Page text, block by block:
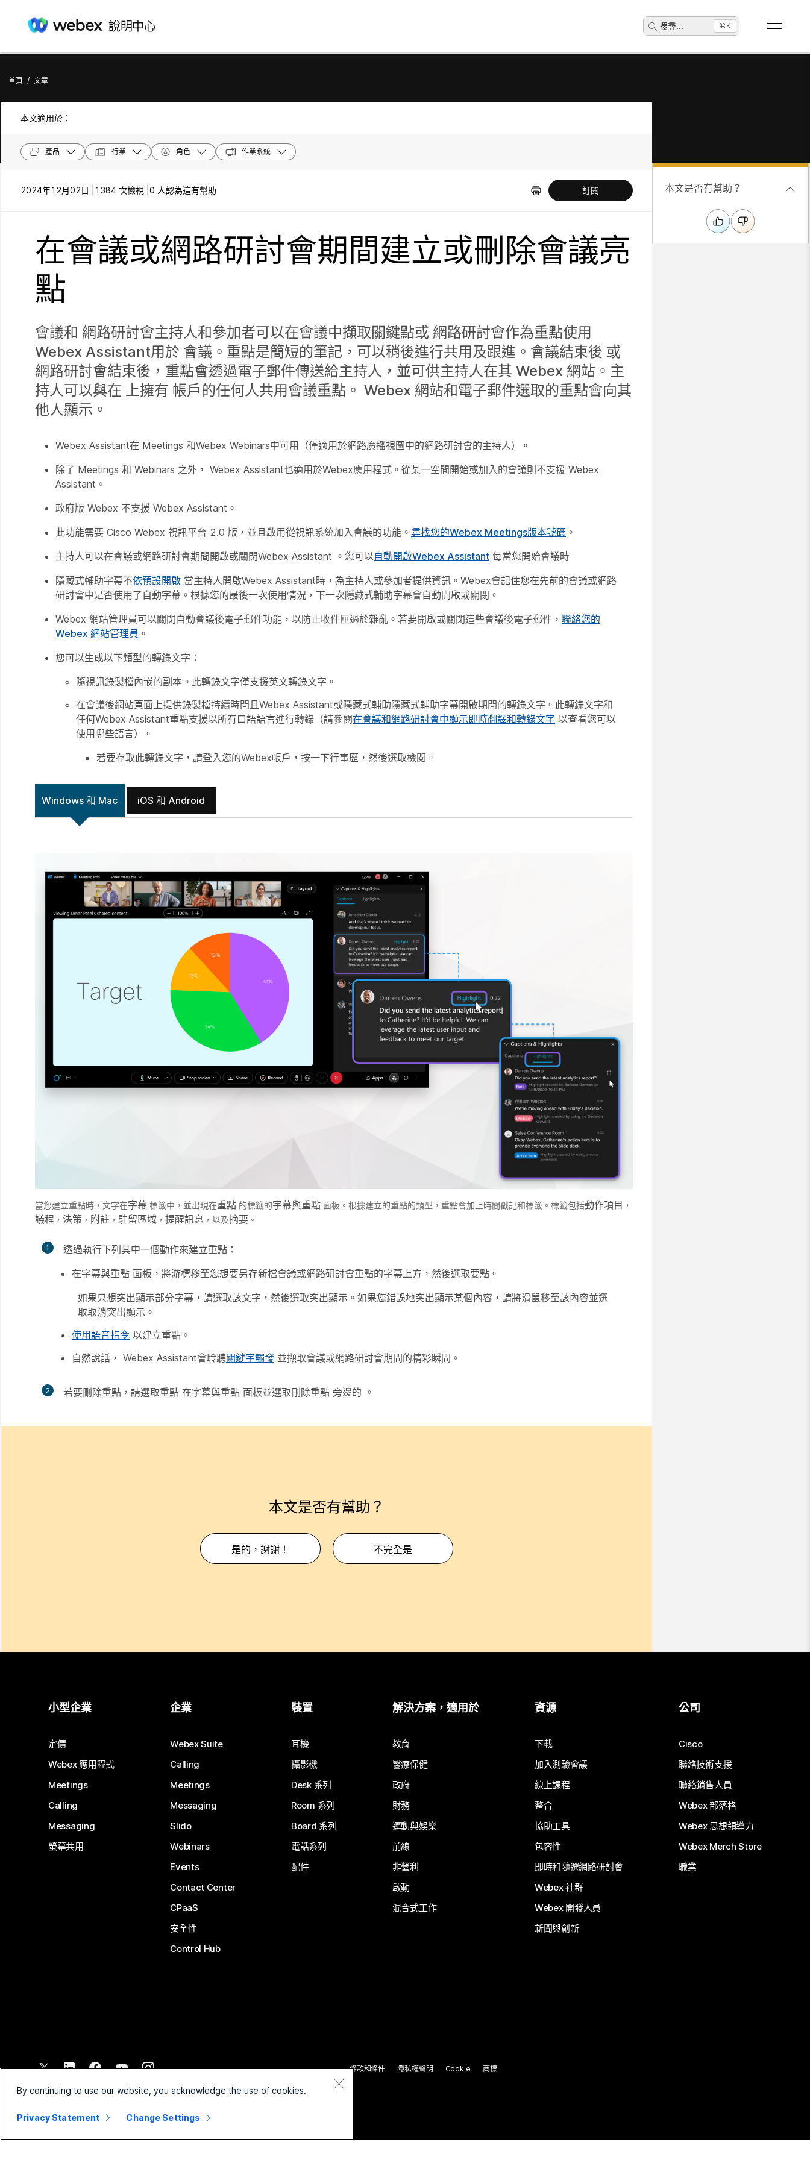
說明中心 搜尋... ⌘K
首頁 / 文章
本文適用於：
產品 行業 角色 作業系統
2024年12月02日 | 1384 次檢視 | 0 人認為這有幫助 訂閱
在會議或網路研討會期間建立或刪除會議亮
點
會議和 網路研討會主持人和參加者可以在會議中擷取關鍵點或 網路研討會作為重點使用
Webex Assistant用於 會議。重點是簡短的筆記，可以稍後進行共用及跟進。會議結束後 或
網路研討會結束後，重點會透過電子郵件傳送給主持人，並可供主持人在其 Webex 網站。主
持人可以與在 上擁有 帳戶的任何人共用會議重點。 Webex 網站和電子郵件選取的重點會向其
他人顯示。
Webex Assistant在 Meetings 和Webex Webinars中可用（僅適用於網路廣播視圖中的網路研討會的主持人）。
除了 Meetings 和 Webinars 之外， Webex Assistant也適用於Webex應用程式。從某一空間開始或加入的會議則不支援 Webex
Assistant。
政府版 Webex 不支援 Webex Assistant。
此功能需要 Cisco Webex 視訊平台 2.0 版，並且啟用從視訊系統加入會議的功能。 尋找您的Webex Meetings版本號碼 。
主持人可以在會議或網路研討會期間開啟或關閉Webex Assistant 。您可以自動開啟Webex Assistant 每當您開始會議時
隱藏式輔助字幕不依預設開啟 當主持人開啟Webex Assistant時，為主持人或參加者提供資訊。Webex會記住您在先前的會議或網路
研討會中是否使用了自動字幕。根據您的最後一次使用情況，下一次隱藏式輔助字幕會自動開啟或關閉。
Webex 網站管理員可以關閉自動會議後電子郵件功能，以防止收件匣過於雜亂。若要開啟或關閉這些會議後電子郵件， 聯絡您的
Webex 網站管理員 。
您可以生成以下類型的轉錄文字：
隨視訊錄製檔內嵌的副本。此轉錄文字僅支援英文轉錄文字。
在會議後網站頁面上提供錄製檔持續時間且Webex Assistant或隱藏式輔助隱藏式輔助字幕開啟期間的轉錄文字。此轉錄文字和
任何Webex Assistant重點支援以所有口語語言進行轉錄（請參閱在會議和網路研討會中顯示即時翻譯和轉錄文字 以查看您可以
使用哪些語言）。
若要存取此轉錄文字，請登入您的Webex帳戶，按一下行事歷 ，然後選取檢閱 。
Windows 和 Mac iOS 和 Android
當您建立重點時，文字在字幕 標籤中，並出現在重點 的標籤的字幕與重點 面板。根據建立的重點的類型，重點會加上時間戳記和標籤。標籤包括動作項目 ，
議程 ， 決策 ， 附註 ， 駐留區域 ， 提醒訊息 ，以及摘要 。
1
透過執行下列其中一個動作來建立重點：
在字幕與重點 面板，將游標移至您想要另存新檔會議或網路研討會重點的字幕上方，然後選取要點 。
如果只想突出顯示部分字幕，請選取該文字，然後選取突出顯示 。如果您錯誤地突出顯示某個內容，請將滑鼠移至該內容並選
取取消突出顯示 。
使用語音指令 以建立重點。
自然說話， Webex Assistant會聆聽關鍵字觸發 並擷取會議或網路研討會期間的精彩瞬間。
2 若要刪除重點，請選取重點 在字幕與重點 面板並選取刪除重點 旁邊的 。
本文是否有幫助？
是的，謝謝！ 不完全是
本文是否有幫助？
小型企業
定價
Webex 應用程式
Meetings
Calling
Messaging
螢幕共用
企業
Webex Suite
Calling
Meetings
Messaging
Slido
Webinars
Events
Contact Center
CPaaS
安全性
Control Hub
裝置
耳機
攝影機
Desk 系列
Room 系列
Board 系列
電話系列
配件
解決方案，適用於
教育
醫療保健
政府
財務
運動與娛樂
前線
非營利
啟動
混合式工作
資源
下載
加入測驗會議
線上課程
整合
協助工具
包容性
即時和隨選網路研討會
Webex 社群
Webex 開發人員
新聞與創新
公司
Cisco
聯絡技術支援
聯絡銷售人員
Webex 部落格
Webex 思想領導力
Webex Merch Store
職業
2026 Cisco 和/或其子公司。保留所有權利。
條款和條件 隱私權聲明 Cookie 商標
By continuing to use our website, you acknowledge the use of cookies.
Privacy Statement Change Settings